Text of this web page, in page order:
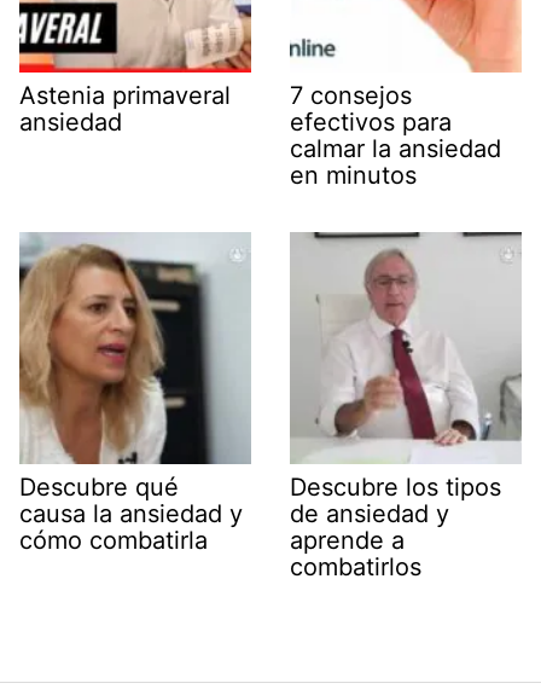
Astenia primaveral
ansiedad
7 consejos
efectivos para
calmar la ansiedad
en minutos
Descubre qué
causa la ansiedad y
cómo combatirla
Descubre los tipos
de ansiedad y
aprende a
combatirlos